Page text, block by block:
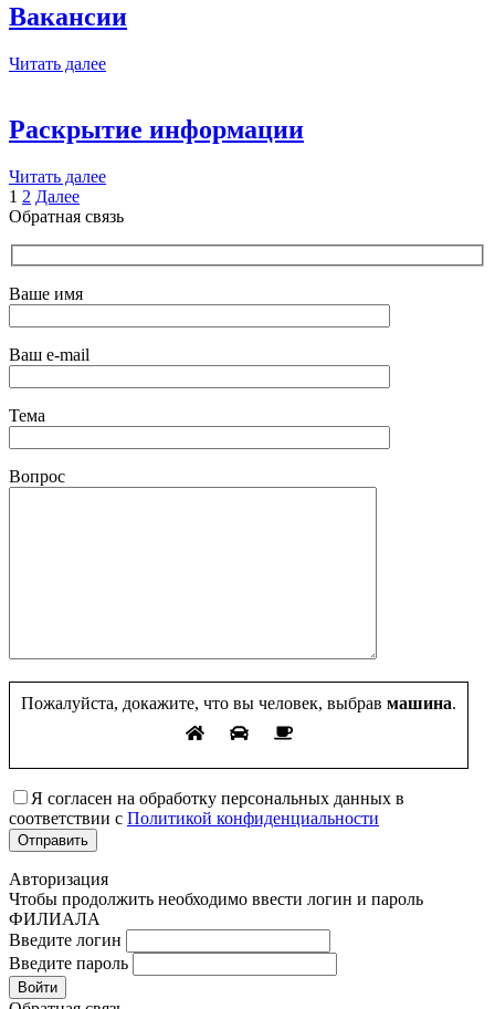
Вакансии
Читать далее
Раскрытие информации
Читать далее
Пагинация
записей
1 2 Далее
Обратная связь
Ваше имя
Ваш e-mail
Тема
Вопрос
Пожалуйста, докажите, что вы человек, выбрав машина.
Я согласен на обработку персональных данных в
соответствии с Политикой конфиденциальности
Авторизация
Чтобы продолжить необходимо ввести логин и пароль
ФИЛИАЛА
Введите логин
Введите пароль
Войти